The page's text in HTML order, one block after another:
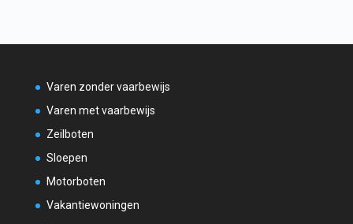
Varen zonder vaarbewijs
Varen met vaarbewijs
Zeilboten
Sloepen
Motorboten
Vakantiewoningen